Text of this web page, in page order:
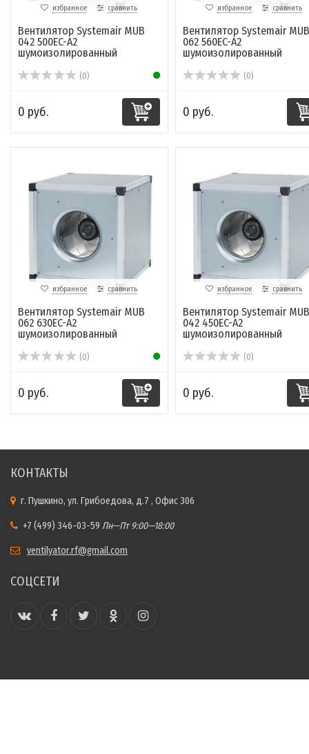
избранное сравнить
Вентилятор Systemair MUB
042 500EC-A2
шумоизолированный
(0)
0 руб.
избранное сравнить
Вентилятор Systemair MUB
062 560EC-A2
шумоизолированный
(0)
0 руб.
избранное сравнить
Вентилятор Systemair MUB
062 630EC-A2
шумоизолированный
(0)
0 руб.
избранное сравнить
Вентилятор Systemair MUB
042 450EC-A2
шумоизолированный
(0)
0 руб.
КОНТАКТЫ
г. Пушкино, ул. Грибоедова, д.7 , Офис 306
+7 (499) 346-03-59 Пн—Пт 9:00—18:00
ventilyator.rf@gmail.com
СОЦСЕТИ